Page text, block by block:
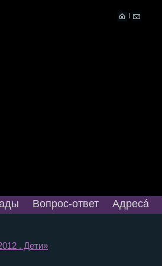
Вопрос-ответ Адресá
. Дети»